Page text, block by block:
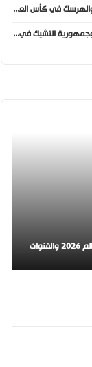
موعد مباراة كندا والبوسنة والهرسك في كأس العالم 2026 والقنوات الناقلة
موعد مباراة كوريا الجنوبية وجمهورية التشيك في كأس العالم 2026 والقنوات الناقلة
موعد مباراة إنجلترا وكرواتيا في كأس العالم 2026 والقنوات